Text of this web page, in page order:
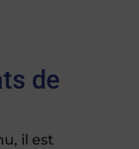
de
il est